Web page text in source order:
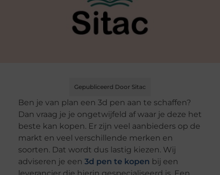
Gepubliceerd Door Sitac
Ben je van plan een 3d pen aan te schaffen?
Dan vraag je je ongetwijfeld af waar je deze het
beste kan kopen. Er zijn veel aanbieders op de
markt en veel verschillende merken en
soorten. Dat wordt dus lastig kiezen. Wij
adviseren je een 3d pen te kopen bij een